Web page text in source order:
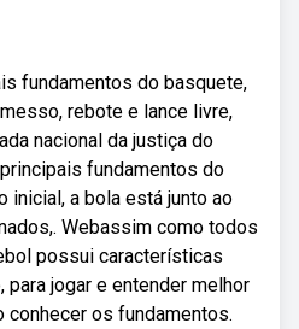
fundamentos do basquete,
rebote e lance livre,
nacional da justiça do
fundamentos do
inicial, a bola está junto ao
Webassim como todos
possui características
jogar e entender melhor
os fundamentos.